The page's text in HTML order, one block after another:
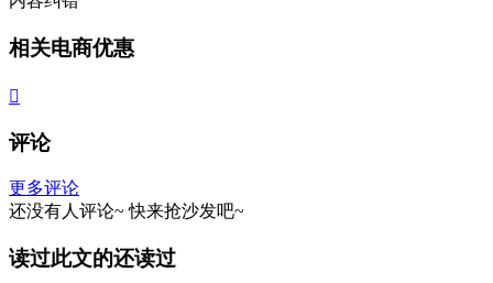
相关电商优惠

评论
更多评论
还没有人评论~ 快来抢沙发吧~
读过此文的还读过